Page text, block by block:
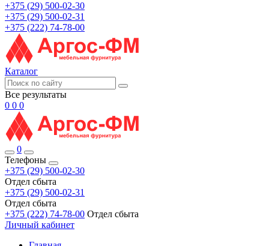
+375 (29) 500-02-30
+375 (29) 500-02-31
+375 (222) 74-78-00
Каталог
Все результаты
0 0 0
0
Телефоны
+375 (29) 500-02-30
Отдел сбыта
+375 (29) 500-02-31
Отдел сбыта
+375 (222) 74-78-00 Отдел сбыта
Личный кабинет